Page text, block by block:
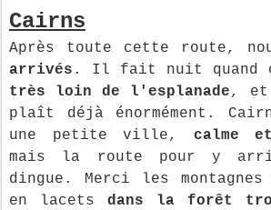
Cairns
Après toute cette route,
arrivés . Il fait nuit quand
très loin de l'esplanade, et
plaît déjà énormément.
une petite ville, calme
mais la route pour y
dingue. Merci les
en lacets dans la forêt